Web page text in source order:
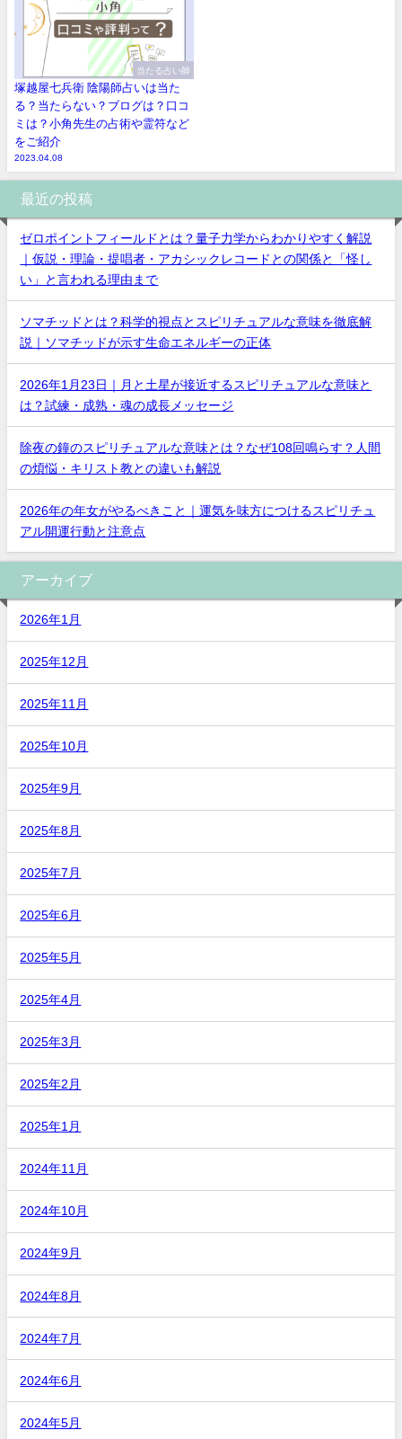
当たる占い師
塚越屋七兵衛 陰陽師占いは当た
る？当たらない？ブログは？口コ
ミは？小角先生の占術や霊符など
をご紹介
2023.04.08
最近の投稿
ゼロポイントフィールドとは？量子力学からわかりやすく解説
｜仮説・理論・提唱者・アカシックレコードとの関係と「怪し
い」と言われる理由まで
ソマチッドとは？科学的視点とスピリチュアルな意味を徹底解
説｜ソマチッドが示す生命エネルギーの正体
2026年1月23日｜月と土星が接近するスピリチュアルな意味と
は？試練・成熟・魂の成長メッセージ
除夜の鐘のスピリチュアルな意味とは？なぜ108回鳴らす？人間
の煩悩・キリスト教との違いも解説
2026年の年女がやるべきこと｜運気を味方につけるスピリチュ
アル開運行動と注意点
アーカイブ
2026年1月
2025年12月
2025年11月
2025年10月
2025年9月
2025年8月
2025年7月
2025年6月
2025年5月
2025年4月
2025年3月
2025年2月
2025年1月
2024年11月
2024年10月
2024年9月
2024年8月
2024年7月
2024年6月
2024年5月